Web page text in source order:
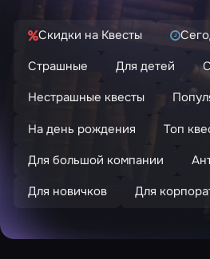
Скидки на Квесты
Страшные
Для детей
Нестрашные квесты
На день рождения
Топ
Для большой компании
Для новичков
Для